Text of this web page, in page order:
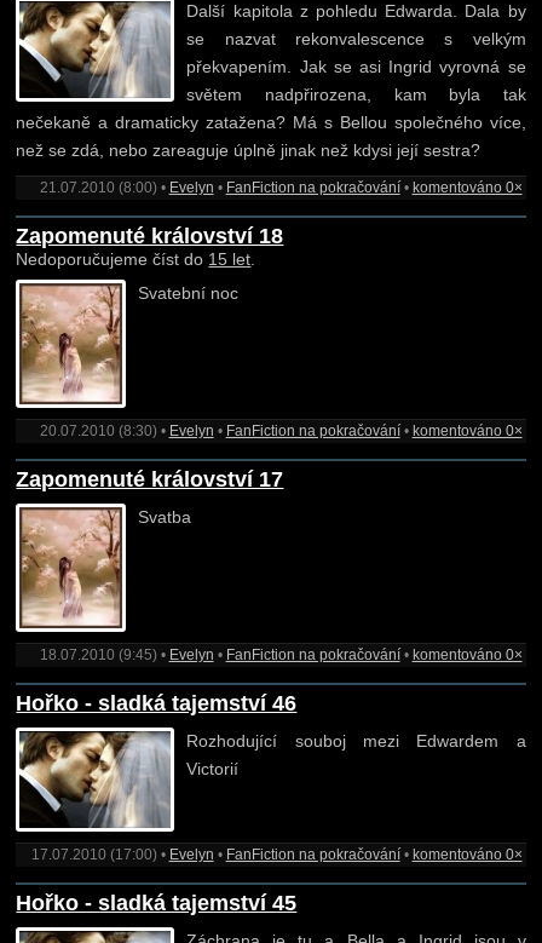
Další kapitola z pohledu Edwarda. Dala by
se nazvat rekonvalescence s velkým
překvapením. Jak se asi Ingrid vyrovná se
světem nadpřirozena, kam byla tak
nečekaně a dramaticky zatažena? Má s Bellou společného více,
než se zdá, nebo zareaguje úplně jinak než kdysi její sestra?
21.07.2010 (8:00) • Evelyn • FanFiction na pokračování• komentováno 0×
Zapomenuté království 18
Nedoporučujeme číst do 15 let
Svatební noc
20.07.2010 (8:30) • Evelyn • FanFiction na pokračování• komentováno 0×
Zapomenuté království 17
Svatba
18.07.2010 (9:45) • Evelyn • FanFiction na pokračování• komentováno 0×
Hořko - sladká tajemství 46
Rozhodující souboj mezi Edwardem a
Victorií
17.07.2010 (17:00) • Evelyn • FanFiction na pokračování• komentováno 0×
Hořko - sladká tajemství 45